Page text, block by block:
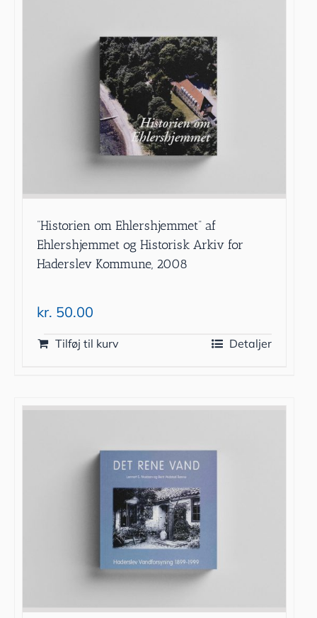
”Historien om Ehlershjemmet” af
Ehlershjemmet og Historisk Arkiv for
Haderslev Kommune, 2008
kr. 50.00
Tilføj til kurv Detaljer